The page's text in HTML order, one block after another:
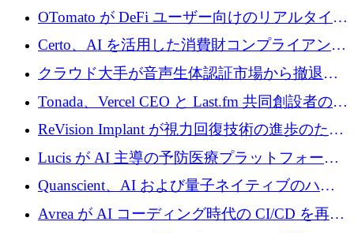
ーン Tide の CEO、オリバー・プリル氏
OTomato が DeFi ユーザー向けのリアルタイム
インテリジェンス レイヤーを構築するために
Improbable から 200 万ドルを調達
Certo、AI を活用した消費財コンプライアンス
プラットフォームのために 400 万ドルを調達
クラウド大手が音声生体認証市場から撤退す
るなか、Voxmindが54万6,000ポンドのプレシ
ード資金を調達
Tonada、Vercel CEO と Last.fm 共同創設者の支
援を受けてステルス撤退
ReVision Implant が視力回復技術の進歩のため
に 400 万ユーロを確保
Lucis が AI 主導の予防医療プラットフォーム
を拡大するためにシリーズ A で 2,000 万ドル
を調達
Quanscient、AI および量子ネイティブのハー
ドウェア エンジニアリングを推進するために
1,000 万ユーロを調達
Avrea が AI コーディング時代の CI/CD を再発